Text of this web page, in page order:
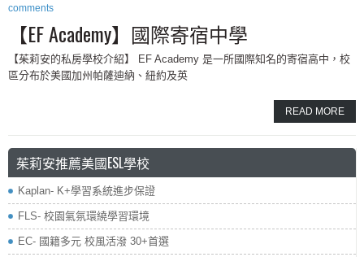
comments
【EF Academy】國際寄宿中學
【茱莉安的私房學校介紹】 EF Academy 是一所國際知名的寄宿高中，校
區分布於美國加州帕薩迪納、紐約及英
READ MORE
茱莉安推薦美國ESL學校
Kaplan- K+學習系統進步保證
FLS- 校園氣氛環繞學習環境
EC- 國籍多元 校風活潑 30+首選